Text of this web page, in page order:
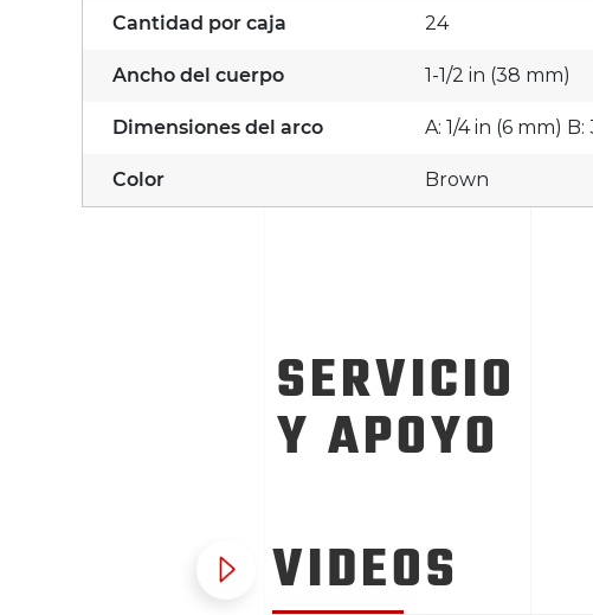
Cantidad por caja 24
Ancho del cuerpo 1-1/2 in (38 mm)
Dimensiones del arco A: 1/4 in (6 mm)
Color Brown
SERVICIO
Y APOYO
VIDEOS